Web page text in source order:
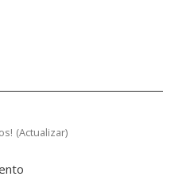
(Actualizar)